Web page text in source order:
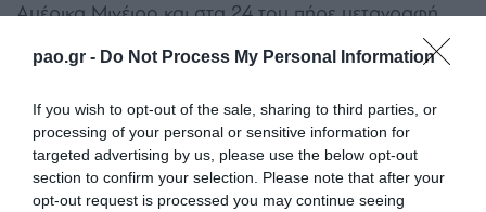
pao.gr - Do Not Process My Personal Information
If you wish to opt-out of the sale, sharing to third parties, or
processing of your personal or sensitive information for
targeted advertising by us, please use the below opt-out
section to confirm your selection. Please note that after your
opt-out request is processed you may continue seeing
Αμέρικα Μινέιρο και στα 24 του πήρε μεταγραφή
στην Ατλέτικο Μινέιρο. Εκεί αναδείχθηκαν οι
2002 κατέκτησε με τη «Σελεσάο» το Παγκόσμιο
Κύπελλο.
Το καλοκαίρι του 2002 έκανε το μεγάλο βήμα αφού